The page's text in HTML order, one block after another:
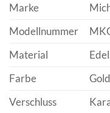
Marke
Modellnummer
Material
Farbe
Gold
Verschluss